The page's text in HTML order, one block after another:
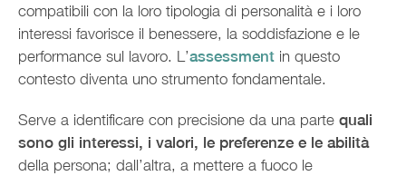
compatibili con la loro tipologia di personalità e i loro
interessi favorisce il benessere, la soddisfazione e le
performance sul lavoro. L’assessment in questo
contesto diventa uno strumento fondamentale.
Serve a identificare con precisione da una parte quali
sono gli interessi, i valori, le preferenze e le abilità
della persona; dall’altra, a mettere a fuoco le